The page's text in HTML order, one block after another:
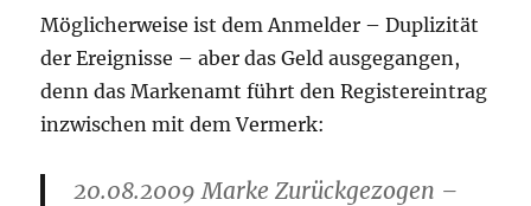
Möglicherweise ist dem Anmelder – Duplizität
der Ereignisse – aber das Geld ausgegangen,
denn das Markenamt führt den Registereintrag
inzwischen mit dem Vermerk:
20.08.2009 Marke Zurückgezogen –